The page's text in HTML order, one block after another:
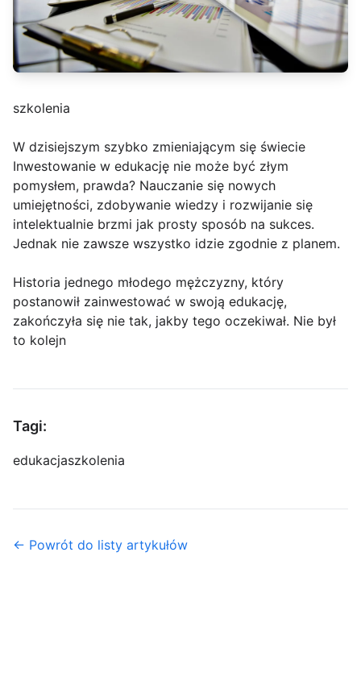
szkolenia
W dzisiejszym szybko zmieniającym się świecie
Inwestowanie w edukację nie może być złym
pomysłem, prawda? Nauczanie się nowych
umiejętności, zdobywanie wiedzy i rozwijanie się
intelektualnie brzmi jak prosty sposób na sukces.
Jednak nie zawsze wszystko idzie zgodnie z planem.
Historia jednego młodego mężczyzny, który
postanowił zainwestować w swoją edukację,
zakończyła się nie tak, jakby tego oczekiwał. Nie był
to kolejn
Tagi:
edukacjaszkolenia
← Powrót do listy artykułów